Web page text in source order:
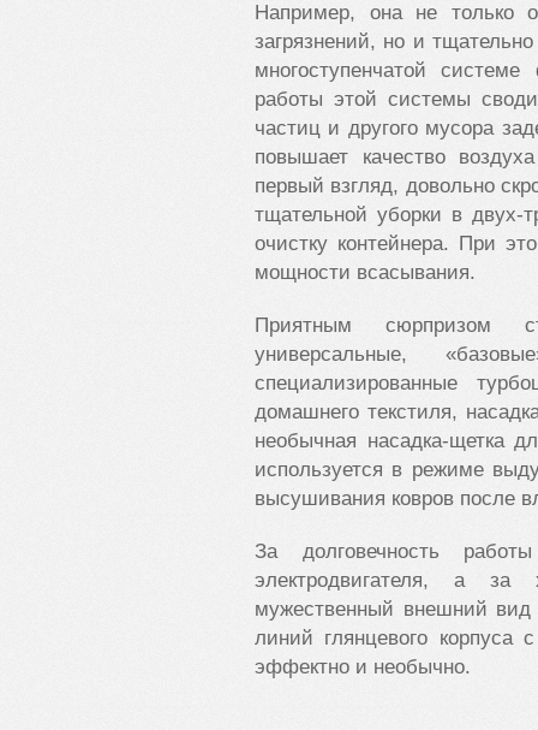
Например, она не только
загрязнений, но и
многоступенчатой
работы этой системы
частиц и другого мусора
повышает качество
первый взгляд, довольно
тщательной уборки в двух-
очистку контейнера. При
мощности всасывания.
Приятным сюрпризом
универсальные,
специализированные
домашнего текстиля,
необычная насадка-щетка
используется в режиме
высушивания ковров после
За долговечность
электродвигателя, а
мужественный внешний вид
линий глянцевого корпуса
эффектно и необычно.